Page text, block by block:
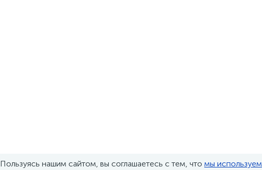
Пользуясь нашим сайтом, вы соглашаетесь с тем, что мы используем